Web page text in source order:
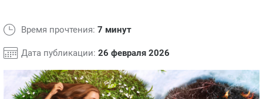
Время прочтения: 7 минут
Дата публикации: 26 февраля 2026